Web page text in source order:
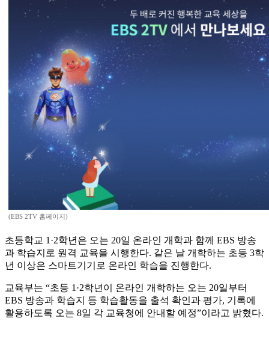
(EBS 2TV 홈페이지)
초등학교 1·2학년은 오는 20일 온라인 개학과 함께 EBS 방송
과 학습지로 원격 교육을 시행한다. 같은 날 개학하는 초등 3학
년 이상은 스마트기기로 온라인 학습을 진행한다.
교육부는 “초등 1·2학년이 온라인 개학하는 오는 20일부터
EBS 방송과 학습지 등 학습활동을 출석 확인과 평가, 기록에
활용하도록 오는 8일 각 교육청에 안내할 예정”이라고 밝혔다.